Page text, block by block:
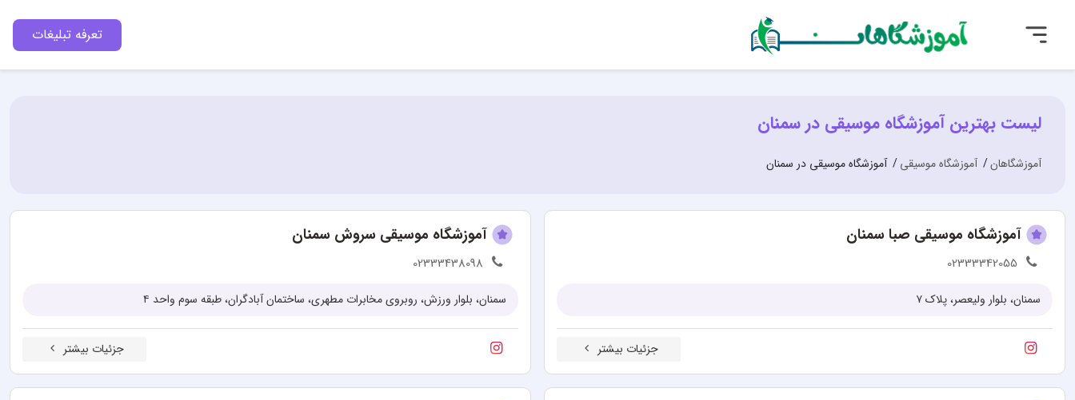
تعرفه تبلیغات
لیست بهترین آموزشگاه موسیقی در سمنان
آموزشگاهان آموزشگاه موسیقی آموزشگاه موسیقی در سمنان
آموزشگاه موسیقی صبا سمنان
02333342055
سمنان، بلوار ولیعصر، پلاک ۷
جزئیات بیشتر
آموزشگاه موسیقی سروش سمنان
02333438098
سمنان، بلوار ورزش، روبروی مخابرات مطهری، ساختمان آبادگران، طبقه سوم واحد ۴
جزئیات بیشتر